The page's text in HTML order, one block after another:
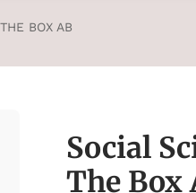
BOX AB
Social
The Box